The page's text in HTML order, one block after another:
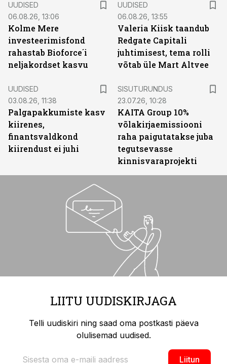
UUDISED
06.08.26, 13:06
Kolme Mere
investeerimisfond
rahastab Bioforce´i
neljakordset kasvu
UUDISED
06.08.26, 13:55
Valeria Kiisk taandub
Redgate Capitali
juhtimisest, tema rolli
võtab üle Mart Altvee
UUDISED
03.08.26, 11:38
Palgapakkumiste kasv
kiirenes,
finantsvaldkond
kiirendust ei juhi
SISUTURUNDUS
23.07.26, 10:28
KAITA Group 10%
võlakirjaemissiooni
raha paigutatakse juba
tegutsevasse
kinnisvaraprojekti
LIITU UUDISKIRJAGA
Telli uudiskiri ning saad oma postkasti päeva
olulisemad uudised.
Liitun